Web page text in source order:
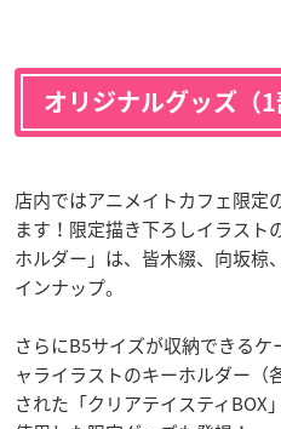
オリジナルグッズ（1
店内ではアニメイトカフェ限定
ます！限定描き下ろしイラスト
ホルダー」は、皆木綴、向坂椋
インナップ。
さらにB5サイズが収納できる
ャライラストのキーホルダー（
された「クリアテイスティBOX